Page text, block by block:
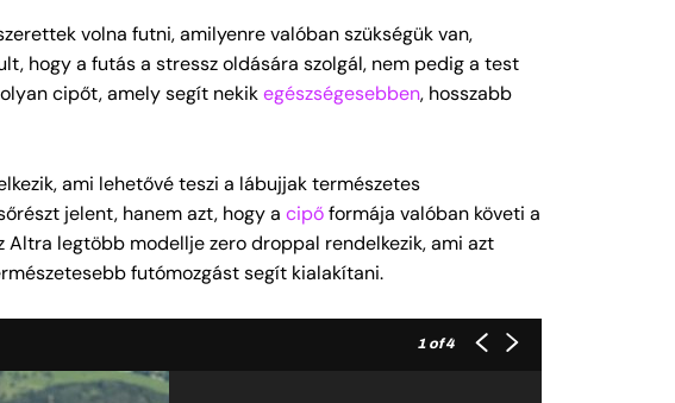
volna futni, amilyenre valóban szükségük van,
hogy a futás a stressz oldására szolgál, nem pedig a test
cipőt, amely segít nekik egészségesebben, hosszabb
ami lehetővé teszi a lábujjak természetes
jelent, hanem azt, hogy a cipő formája valóban követi a
legtöbb modellje zero droppal rendelkezik, ami azt
futómozgást segít kialakítani.
1of 4